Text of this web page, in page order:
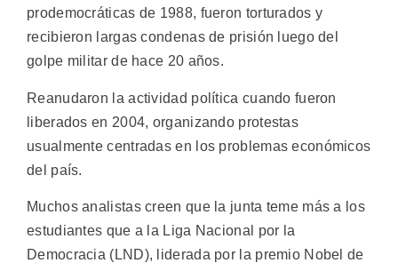
prodemocráticas de 1988, fueron torturados y
recibieron largas condenas de prisión luego del
golpe militar de hace 20 años.
Reanudaron la actividad política cuando fueron
liberados en 2004, organizando protestas
usualmente centradas en los problemas económicos
del país.
Muchos analistas creen que la junta teme más a los
estudiantes que a la Liga Nacional por la
Democracia (LND), liderada por la premio Nobel de